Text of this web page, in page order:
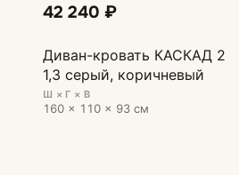
42 240 ₽
Диван-кровать КАСКАД 2
1,3 серый, коричневый
Ш × Г × В
160 × 110 × 93 см